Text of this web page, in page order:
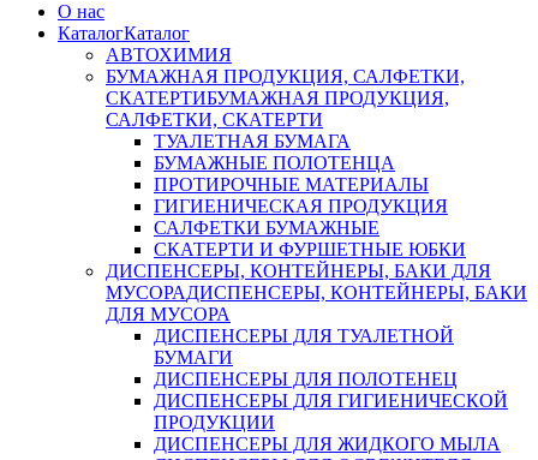
О нас
КаталогКаталог
АВТОХИМИЯ
БУМАЖНАЯ ПРОДУКЦИЯ, САЛФЕТКИ,
СКАТЕРТИБУМАЖНАЯ ПРОДУКЦИЯ,
САЛФЕТКИ, СКАТЕРТИ
ТУАЛЕТНАЯ БУМАГА
БУМАЖНЫЕ ПОЛОТЕНЦА
ПРОТИРОЧНЫЕ МАТЕРИАЛЫ
ГИГИЕНИЧЕСКАЯ ПРОДУКЦИЯ
САЛФЕТКИ БУМАЖНЫЕ
СКАТЕРТИ И ФУРШЕТНЫЕ ЮБКИ
ДИСПЕНСЕРЫ, КОНТЕЙНЕРЫ, БАКИ ДЛЯ
МУСОРАДИСПЕНСЕРЫ, КОНТЕЙНЕРЫ, БАКИ
ДЛЯ МУСОРА
ДИСПЕНСЕРЫ ДЛЯ ТУАЛЕТНОЙ
БУМАГИ
ДИСПЕНСЕРЫ ДЛЯ ПОЛОТЕНЕЦ
ДИСПЕНСЕРЫ ДЛЯ ГИГИЕНИЧЕСКОЙ
ПРОДУКЦИИ
ДИСПЕНСЕРЫ ДЛЯ ЖИДКОГО МЫЛА